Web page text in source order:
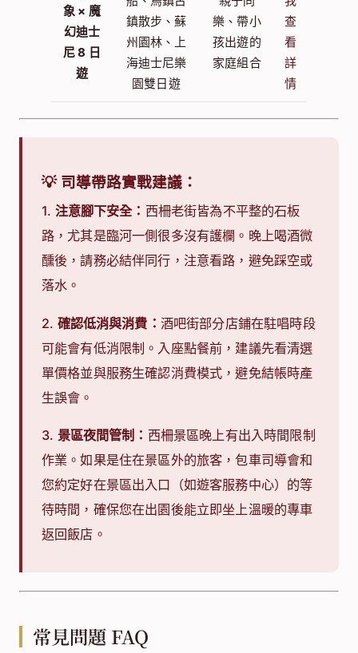
蘇航 7
日遊
州古典園
林、上海黃
浦江畔
想一網打
盡水鄉經
典的旅客
看
詳
情
象 × 魔
遊
杭州西湖遊
船、烏鎮古
園雙日遊
親子同
點
我
💡 司導帶路實戰建議：
1. 注意腳下安全：西柵老街皆為不平整的石板
路，尤其是臨河一側很多沒有護欄。晚上喝酒微
醺後，請務必結伴同行，注意看路，避免踩空或
落水。
2. 確認低消與消費：酒吧街部分店鋪在駐唱時段
可能會有低消限制。入座點餐前，建議先看清選
單價格並與服務生確認消費模式，避免結帳時產
生誤會。
3.景區夜間管制：
您約定好在景區出入口（如遊客服務中心）的等
返回飯店。